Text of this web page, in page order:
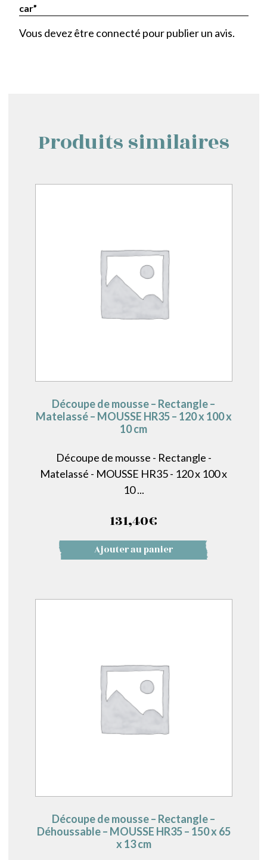
car”
Vous devez être connecté pour publier un avis.
Produits similaires
Découpe de mousse – Rectangle –
Matelassé – MOUSSE HR35 – 120 x 100 x
10 cm
Découpe de mousse - Rectangle -
Matelassé - MOUSSE HR35 - 120 x 100 x
10 ...
131,40€
Ajouter au panier
Découpe de mousse – Rectangle –
Déhoussable – MOUSSE HR35 – 150 x 65
x 13 cm